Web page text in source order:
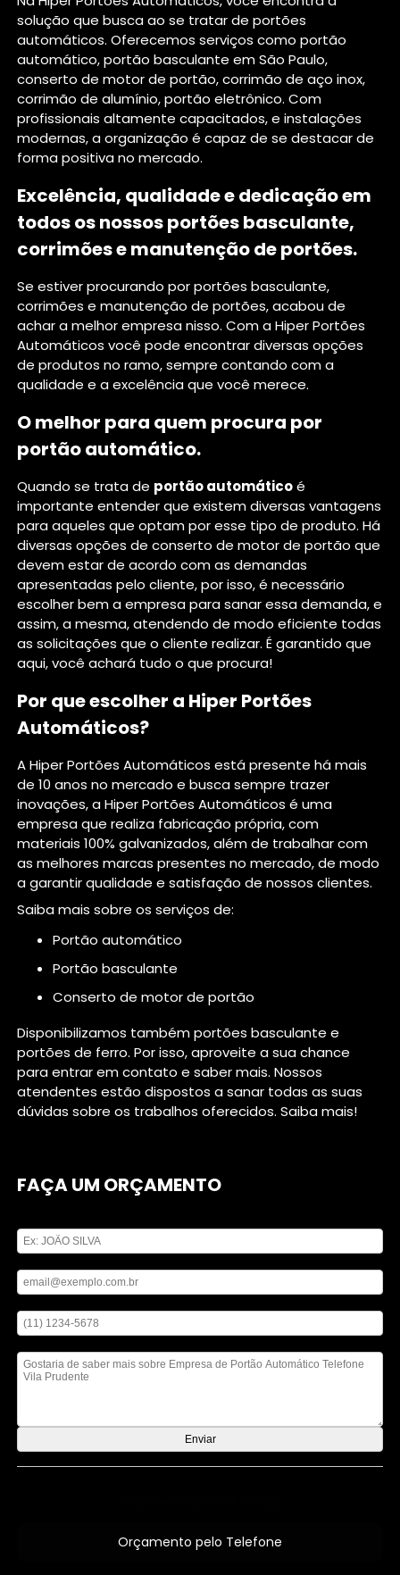
solução que busca ao se tratar de portões
automáticos. Oferecemos serviços como portão
automático, portão basculante em São Paulo,
conserto de motor de portão, corrimão de aço inox,
corrimão de alumínio, portão eletrônico. Com
profissionais altamente capacitados, e instalações
modernas, a organização é capaz de se destacar de
forma positiva no mercado.
Excelência, qualidade e dedicação em
todos os nossos portões basculante,
corrimões e manutenção de portões.
Se estiver procurando por portões basculante,
corrimões e manutenção de portões, acabou de
achar a melhor empresa nisso. Com a Hiper Portões
Automáticos você pode encontrar diversas opções
de produtos no ramo, sempre contando com a
qualidade e a excelência que você merece.
O melhor para quem procura por
portão automático.
Quando se trata de portão automáticoé
importante entender que existem diversas vantagens
para aqueles que optam por esse tipo de produto. Há
diversas opções de conserto de motor de portão que
devem estar de acordo com as demandas
apresentadas pelo cliente, por isso, é necessário
escolher bem a empresa para sanar essa demanda, e
assim, a mesma, atendendo de modo eficiente todas
as solicitações que o cliente realizar. É garantido que
aqui, você achará tudo o que procura!
Por que escolher a Hiper Portões
Automáticos?
A Hiper Portões Automáticos está presente há mais
de 10 anos no mercado e busca sempre trazer
inovações, a Hiper Portões Automáticos é uma
empresa que realiza fabricação própria, com
materiais 100% galvanizados, além de trabalhar com
as melhores marcas presentes no mercado, de modo
a garantir qualidade e satisfação de nossos clientes.
Saiba mais sobre os serviços de:
portão automático
portão basculante
conserto de motor de portão
Disponibilizamos também portões basculante e
portões de ferro. Por isso, aproveite a sua chance
para entrar em contato e saber mais. Nossos
atendentes estão dispostos a sanar todas as suas
dúvidas sobre os trabalhos oferecidos. Saiba mais!
FAÇA UM ORÇAMENTO
Orçamento pelo Telefone